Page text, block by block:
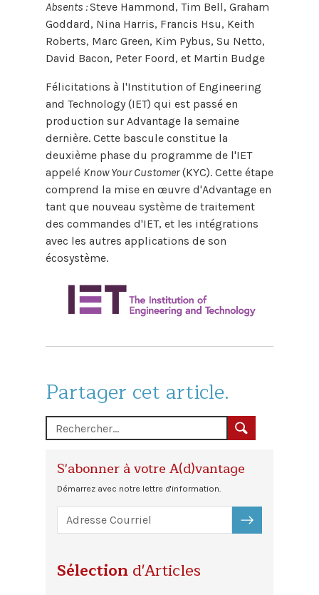
Absents :Steve Hammond, Tim Bell, Graham
Goddard, Nina Harris, Francis Hsu, Keith
Roberts, Marc Green, Kim Pybus, Su Netto,
David Bacon, Peter Foord, et Martin Budge
Félicitations à l'Institution of Engineering
and Technology (IET) qui est passé en
production sur Advantage la semaine
dernière. Cette bascule constitue la
deuxième phase du programme de l'IET
appelé Know Your Customer(KYC). Cette étape
comprend la mise en œuvre d'Advantage en
tant que nouveau système de traitement
des commandes d'IET, et les intégrations
avec les autres applications de son
écosystème.
Partager cet article.
S'abonner à votre A(d)vantage
Démarrez avec notre lettre d'information.
S'ABONNER
Sélection d'Articles